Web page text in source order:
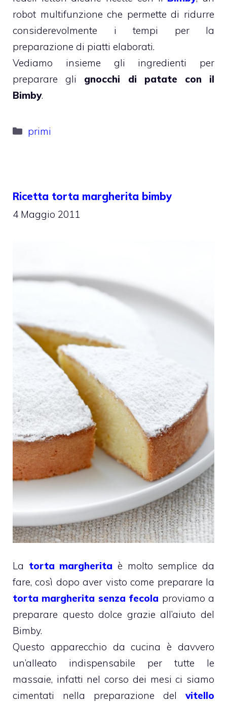
robot multifunzione che permette di ridurre
considerevolmente i tempi per la
preparazione di piatti elaborati.
Vediamo insieme gli ingredienti per
preparare gli gnocchi di patate con il
Bimby.
Categorie
primi
Ricetta torta margherita bimby
4 Maggio 2011
La torta margherita è molto semplice da
fare, così dopo aver visto come preparare la
torta margherita senza fecola proviamo a
preparare questo dolce grazie all’aiuto del
Bimby.
Questo apparecchio da cucina è davvero
un’alleato indispensabile per tutte le
massaie, infatti nel corso dei mesi ci siamo
cimentati nella preparazione del vitello